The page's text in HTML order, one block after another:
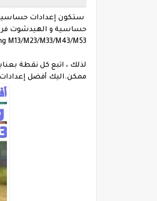
ستكون إعدادات
M13/M23/M33/M43/M53 .
ممكن.اليك أفضل